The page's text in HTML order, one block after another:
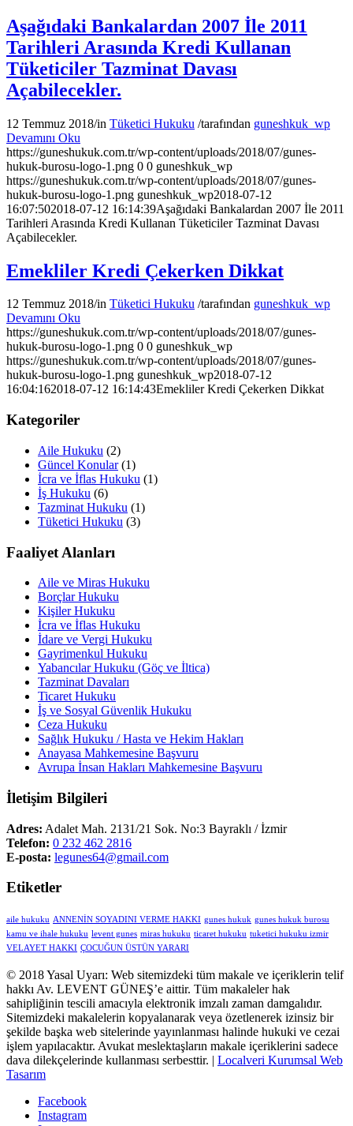
Aşağıdaki Bankalardan 2007 İle 2011
Tarihleri Arasında Kredi Kullanan
Tüketiciler Tazminat Davası
Açabilecekler.
12 Temmuz 2018/in Tüketici Hukuku /tarafından guneshkuk_wp
Devamını Oku
https://guneshukuk.com.tr/wp-content/uploads/2018/07/gunes-
hukuk-burosu-logo-1.png 0 0 guneshkuk_wp
https://guneshukuk.com.tr/wp-content/uploads/2018/07/gunes-
hukuk-burosu-logo-1.png guneshkuk_wp2018-07-12
16:07:502018-07-12 16:14:39Aşağıdaki Bankalardan 2007 İle 2011
Tarihleri Arasında Kredi Kullanan Tüketiciler Tazminat Davası
Açabilecekler.
Emekliler Kredi Çekerken Dikkat
12 Temmuz 2018/in Tüketici Hukuku /tarafından guneshkuk_wp
Devamını Oku
https://guneshukuk.com.tr/wp-content/uploads/2018/07/gunes-
hukuk-burosu-logo-1.png 0 0 guneshkuk_wp
https://guneshukuk.com.tr/wp-content/uploads/2018/07/gunes-
hukuk-burosu-logo-1.png guneshkuk_wp2018-07-12
16:04:162018-07-12 16:14:43Emekliler Kredi Çekerken Dikkat
Kategoriler
Aile Hukuku (2)
Güncel Konular(1)
İcra ve İflas Hukuku (1)
İş Hukuku (6)
Tazminat Hukuku (1)
Tüketici Hukuku (3)
Faaliyet Alanları
Aile ve Miras Hukuku
Borçlar Hukuku
Kişiler Hukuku
İcra ve İflas Hukuku
İdare ve Vergi Hukuku
Gayrimenkul Hukuku
Yabancılar Hukuku (Göç ve İltica)
Tazminat Davaları
Ticaret Hukuku
İş ve Sosyal Güvenlik Hukuku
Ceza Hukuku
Sağlık Hukuku / Hasta ve Hekim Hakları
Anayasa Mahkemesine Başvuru
Avrupa İnsan Hakları Mahkemesine Başvuru
İletişim Bilgileri
Adres: Adalet Mah. 2131/21 Sok. No:3 Bayraklı / İzmir
Telefon: 0 232 462 2816
E-posta: legunes64@gmail.com
Etiketler
aile hukuku ANNENİN SOYADINI VERME HAKKI gunes hukuk gunes hukuk burosu
kamu ve ihale hukuku levent gunes miras hukuku ticaret hukuku tuketici hukuku izmir
VELAYET HAKKI ÇOCUĞUN ÜSTÜN YARARI
© 2018 Yasal Uyarı: Web sitemizdeki tüm makale ve içeriklerin telif
hakkı Av. LEVENT GÜNEŞ’e aittir. Tüm makaleler hak
sahipliğinin tescili amacıyla elektronik imzalı zaman damgalıdır.
Sitemizdeki makalelerin kopyalanarak veya özetlenerek izinsiz bir
şekilde başka web sitelerinde yayınlanması halinde hukuki ve cezai
işlem yapılacaktır. Avukat meslektaşların makale içeriklerini sadece
dava dilekçelerinde kullanması serbesttir. | Localveri Kurumsal Web
Tasarım
Facebook
Instagram